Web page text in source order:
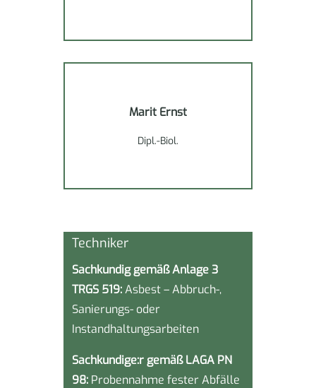
Marit Ernst
Dipl.-Biol.
Techniker
Sachkundig gemäß Anlage 3
TRGS 519:Asbest – Abbruch-,
Sanierungs- oder
Instandhaltungs­arbeiten
Sachkundige:rgemäß LAGA PN
98:Probennahme fester Abfälle